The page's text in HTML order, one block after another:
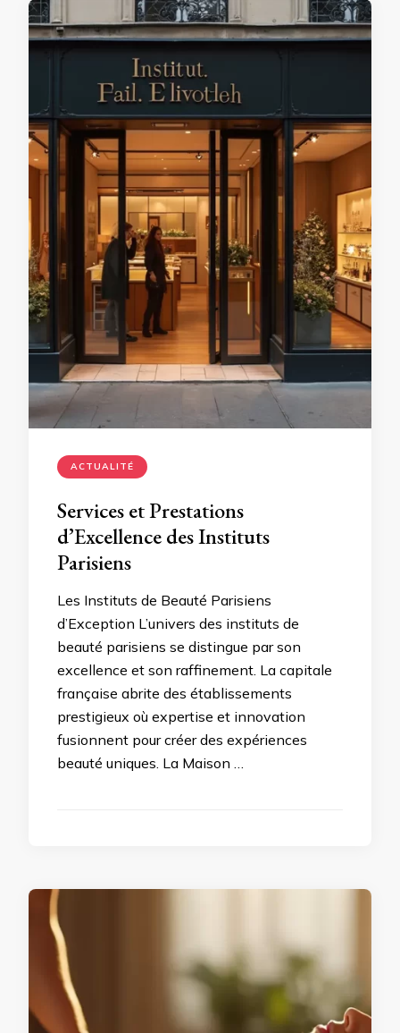
ACTUALITÉ
Services et Prestations
d’Excellence des Instituts
Parisiens
Les Instituts de Beauté Parisiens
d’Exception L’univers des instituts de
beauté parisiens se distingue par son
excellence et son raffinement. La capitale
française abrite des établissements
prestigieux où expertise et innovation
fusionnent pour créer des expériences
beauté uniques. La Maison …